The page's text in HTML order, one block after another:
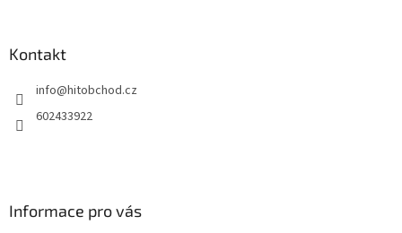
Kontakt
info@hitobchod.cz
602433922
Informace pro vás